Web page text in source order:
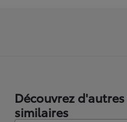
Découvrez
similaires